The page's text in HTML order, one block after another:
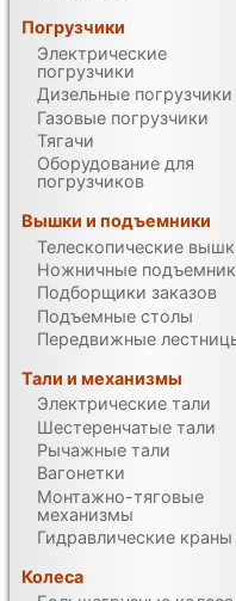
Погрузчики
Электрические
погрузчики
Дизельные погрузчики
Газовые погрузчики
Тягачи
Оборудование для
погрузчиков
Вышки и подъемники
Телескопические
Ножничные
Подборщики заказов
Подъемные столы
Передвижные
Тали и механизмы
Электрические тали
Шестеренчатые тали
Рычажные тали
Вагонетки
Монтажно-тяговые
механизмы
Гидравлические краны
Колеса